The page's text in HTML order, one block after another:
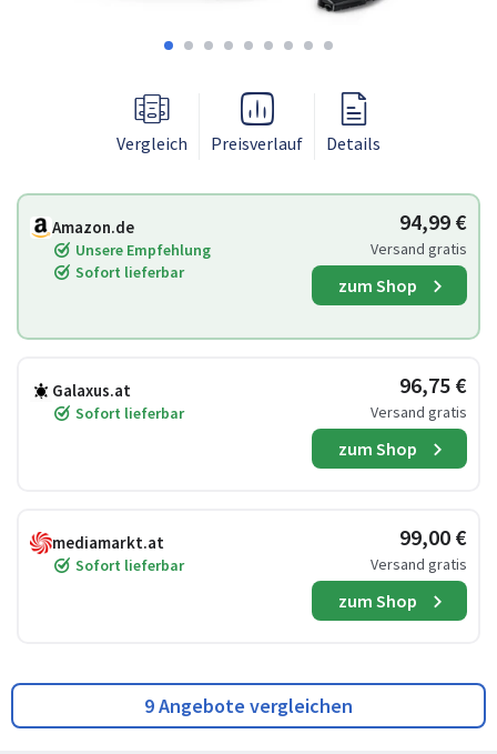
Vergleich Preisverlauf Details
Amazon.de
Unsere Empfehlung
Sofort lieferbar
94,99 €
Versand gratis
zum Shop
Galaxus.at
Sofort lieferbar
96,75 €
Versand gratis
zum Shop
mediamarkt.at
Sofort lieferbar
99,00 €
Versand gratis
zum Shop
9 Angebote vergleichen